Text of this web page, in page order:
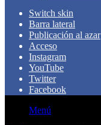
Switch skin
Barra lateral
Publicación al azar
Acceso
Instagram
YouTube
Twitter
Facebook
Menú